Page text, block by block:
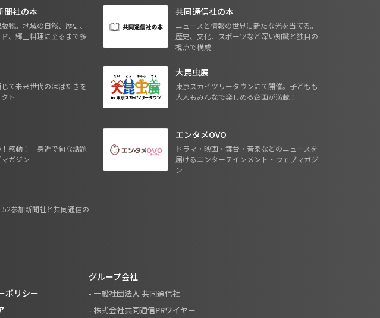
聞社の本
物。地域の自然、歴史、
、郷土料理に至るまで多
共同通信社の本
ニュースと情報の世界に新たな光を当てる。
歴史、文化、スポーツなど深い知識と独自の
視点で構成
て未来世代のはばたきを
ト
大昆虫展
東京スカイツリータウンにて開催。子どもも
大人もみんなで楽しめる企画が満載！
！感動！ 身近で旬な話題
ガジン
エンタメOVO
ドラマ・映画・舞台・音楽などのニュースを
届けるエンターテインメント・ウェブマガジ
ン
参加新聞社と共同通信の
ポリシー
グループ会社
- 一般社団法人 共同通信社
- 株式会社共同通信PRワイヤー